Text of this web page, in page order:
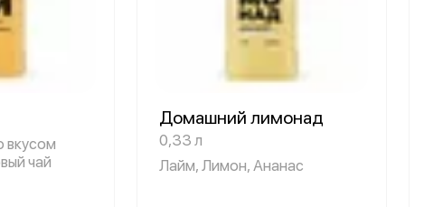
вкусом
чай
Домашний лимонад
0,33 л
Лайм, Лимон, Ананас